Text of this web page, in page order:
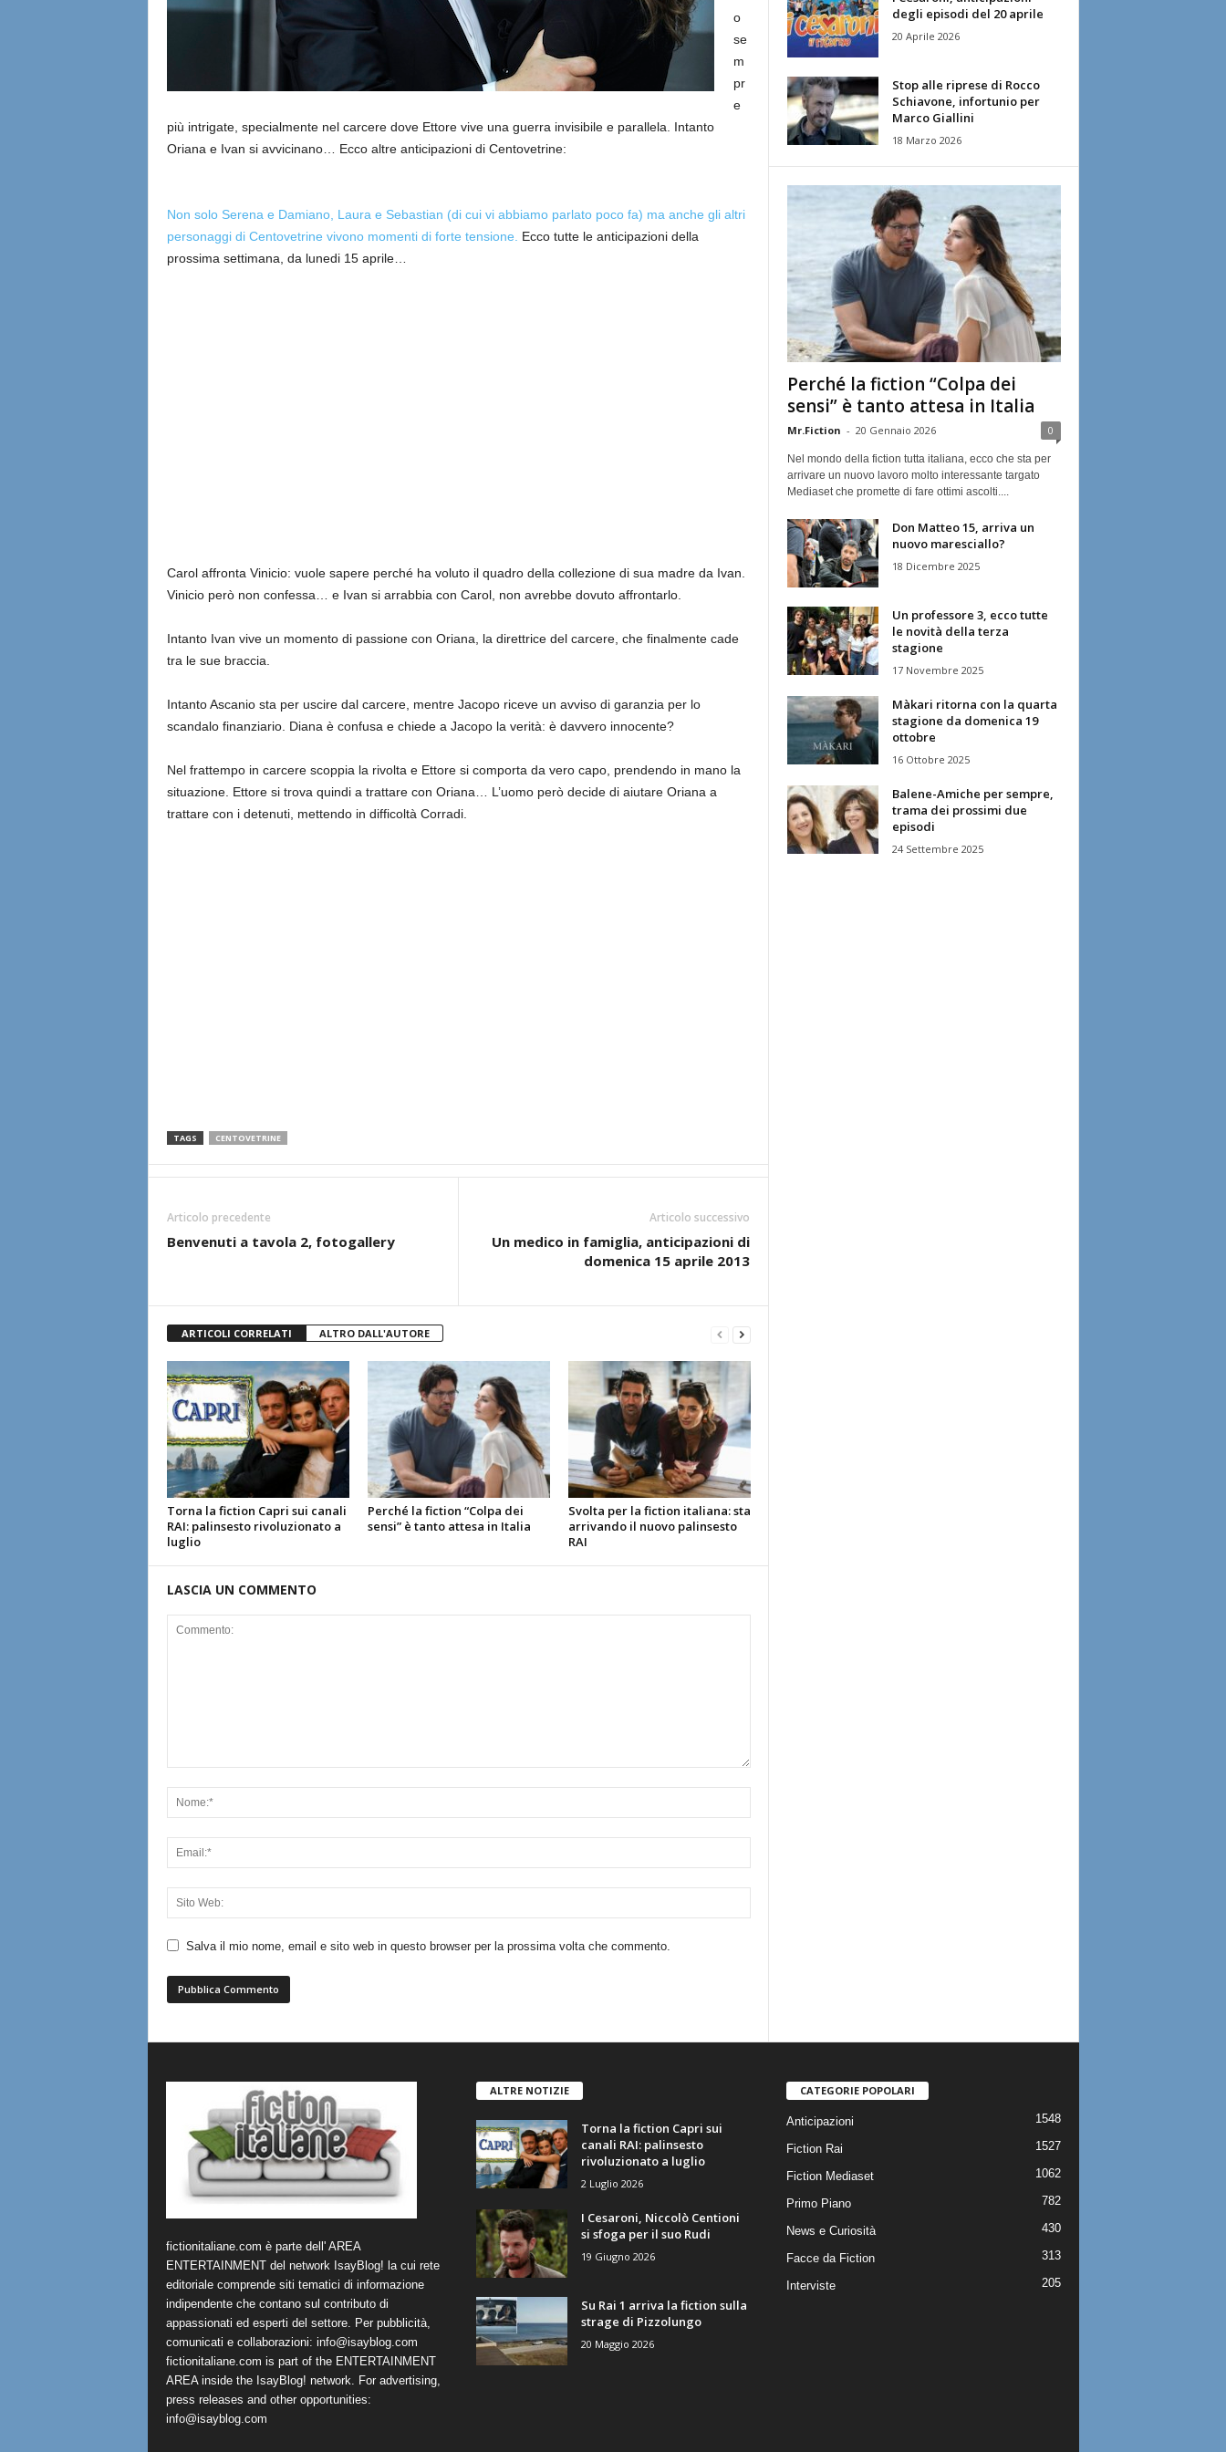
o
se
m
pr
e
più intrigate, specialmente nel carcere dove Ettore vive una guerra invisibile e parallela. Intanto
Oriana e Ivan si avvicinano… Ecco altre anticipazioni di Centovetrine:
Non solo Serena e Damiano, Laura e Sebastian (di cui vi abbiamo parlato poco fa) ma anche gli altri
personaggi di Centovetrine vivono momenti di forte tensione.
Ecco tutte le anticipazioni della
prossima settimana, da lunedi 15 aprile…
Carol affronta Vinicio: vuole sapere perché ha voluto il quadro della collezione di sua madre da Ivan.
Vinicio però non confessa… e Ivan si arrabbia con Carol, non avrebbe dovuto affrontarlo.
Intanto Ivan vive un momento di passione con Oriana, la direttrice del carcere, che finalmente cade
tra le sue braccia.
Intanto Ascanio sta per uscire dal carcere, mentre Jacopo riceve un avviso di garanzia per lo
scandalo finanziario. Diana è confusa e chiede a Jacopo la verità: è davvero innocente?
Nel frattempo in carcere scoppia la rivolta e Ettore si comporta da vero capo, prendendo in mano la
situazione. Ettore si trova quindi a trattare con Oriana… L’uomo però decide di aiutare Oriana a
trattare con i detenuti, mettendo in difficoltà Corradi.
TAGS CENTOVETRINE
Articolo precedente
Benvenuti a tavola 2, fotogallery
Articolo successivo
Un medico in famiglia, anticipazioni di
domenica 15 aprile 2013
ARTICOLI CORRELATI ALTRO DALL'AUTORE
Torna la fiction Capri sui canali
RAI: palinsesto rivoluzionato a
luglio
Perché la fiction “Colpa dei
sensi” è tanto attesa in Italia
Svolta per la fiction italiana: sta
arrivando il nuovo palinsesto
RAI
LASCIA UN COMMENTO
Salva il mio nome, email e sito web in questo browser per la prossima volta che commento.
degli episodi del 20 aprile
20 Aprile 2026
Stop alle riprese di Rocco
Schiavone, infortunio per
Marco Giallini
18 Marzo 2026
Perché la fiction “Colpa dei
sensi” è tanto attesa in Italia
Mr.Fiction - 20 Gennaio 2026 0
Nel mondo della fiction tutta italiana, ecco che sta per
arrivare un nuovo lavoro molto interessante targato
Mediaset che promette di fare ottimi ascolti....
Don Matteo 15, arriva un
nuovo maresciallo?
18 Dicembre 2025
Un professore 3, ecco tutte
le novità della terza
stagione
17 Novembre 2025
Màkari ritorna con la quarta
stagione da domenica 19
ottobre
16 Ottobre 2025
Balene-Amiche per sempre,
trama dei prossimi due
episodi
24 Settembre 2025
fictionitaliane.com è parte dell' AREA
ENTERTAINMENT del network IsayBlog! la cui rete
editoriale comprende siti tematici di informazione
indipendente che contano sul contributo di
appassionati ed esperti del settore. Per pubblicità,
comunicati e collaborazioni: info@isayblog.com
fictionitaliane.com is part of the ENTERTAINMENT
AREA inside the IsayBlog! network. For advertising,
press releases and other opportunities:
info@isayblog.com
ALTRE NOTIZIE
Torna la fiction Capri sui
canali RAI: palinsesto
rivoluzionato a luglio
2 Luglio 2026
I Cesaroni, Niccolò Centioni
si sfoga per il suo Rudi
19 Giugno 2026
Su Rai 1 arriva la fiction sulla
strage di Pizzolungo
20 Maggio 2026
CATEGORIE POPOLARI
Anticipazioni 1548
Fiction Rai 1527
Fiction Mediaset 1062
Primo Piano 782
News e Curiosità 430
Facce da Fiction 313
Interviste 205